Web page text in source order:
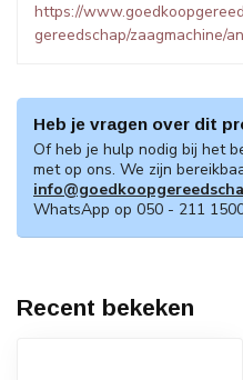
https://
gereedschap/zaagmachine/
Heb je vragen over dit
Of heb je hulp nodig bij het
met op ons. We zijn
WhatsApp op 050 - 211
Recent bekeken